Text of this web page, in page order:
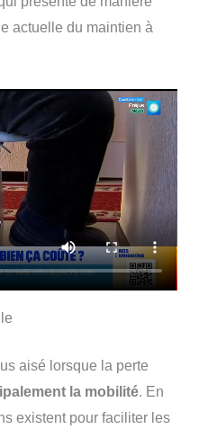
actuelle du maintien à
aisé lorsque la perte
la mobilité. En
existent pour faciliter les